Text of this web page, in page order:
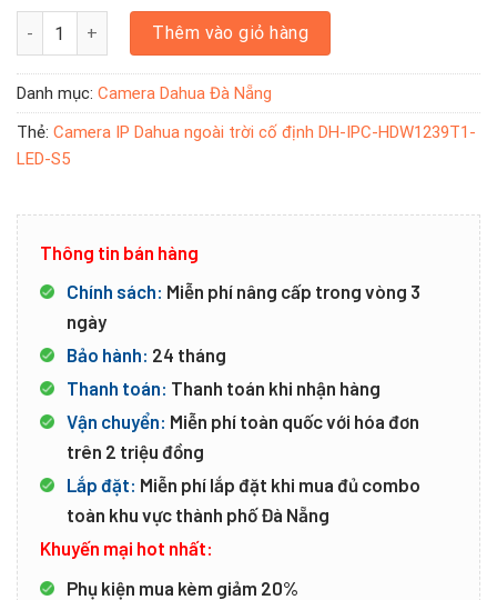
Camera IP Dahua ngoài trời cố định DH-IPC-HDW1239T1-LED-S5
Thêm vào giỏ hàng
Danh mục: Camera Dahua Đà Nẵng
Thẻ: Camera IP Dahua ngoài trời cố định DH-IPC-HDW1239T1-
LED-S5
Thông tin bán hàng
Chính sách: Miễn phí nâng cấp trong vòng 3
ngày
Bảo hành: 24 tháng
Thanh toán: Thanh toán khi nhận hàng
Vận chuyển: Miễn phí toàn quốc với hóa đơn
trên 2 triệu đồng
Lắp đặt: Miễn phí lắp đặt khi mua đủ combo
toàn khu vực thành phố Đà Nẵng
Khuyến mại hot nhất:
Phụ kiện mua kèm giảm 20%